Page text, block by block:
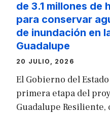
de 3.1 millones de
para conservar
de inundación en
Guadalupe
20 JULIO, 2026
El Gobierno del
primera etapa del
Guadalupe Resiliente,